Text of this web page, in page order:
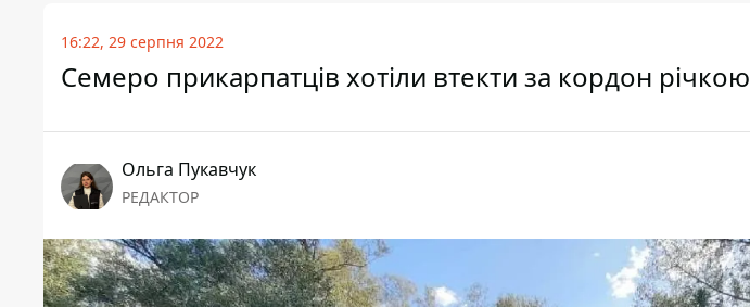
16:22, 29 серпня 2022
Семеро прикарпатців хотіли втекти за кордон річкою
Ольга Пукавчук
РЕДАКТОР